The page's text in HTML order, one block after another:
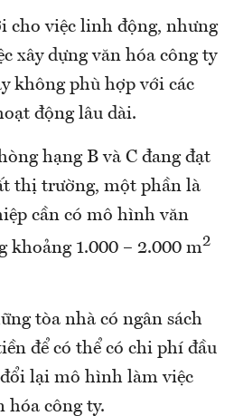
cho việc linh động, nhưng
xây dựng văn hóa công ty
không phù hợp với các
động lâu dài.
hạng B và C đang đạt
thị trường, một phần là
cần có mô hình văn
khoảng 1.000 – 2.000 m2
tòa nhà có ngân sách
để có thể có chi phí đầu
lại mô hình làm việc
hóa công ty.